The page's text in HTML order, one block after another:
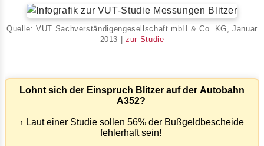
Quelle: VUT Sachverständigengesellschaft mbH & Co. KG, Januar
2013 |zur Studie
Lohnt sich der Einspruch Blitzer auf der Autobahn
A352?
1
Laut einer Studie sollen 56% der Bußgeldbescheide
fehlerhaft sein!